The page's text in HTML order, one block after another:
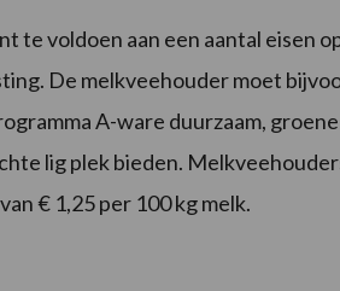
te voldoen aan een aantal eisen
De melkveehouder moet
A-ware duurzaam,
lig plek bieden.
€ 1,25 per 100 kg melk.